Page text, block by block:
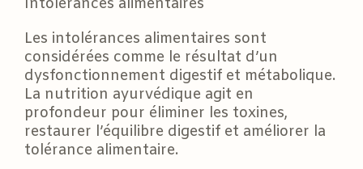
Intolérances alimentaires
Les intolérances alimentaires sont
considérées comme le résultat d’un
dysfonctionnement digestif et métabolique.
La nutrition ayurvédique agit en
profondeur pour éliminer les toxines,
restaurer l’équilibre digestif et améliorer la
tolérance alimentaire.